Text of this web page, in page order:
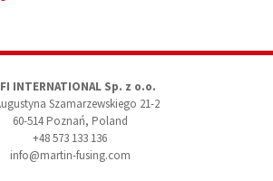
INTERNATIONAL Sp. z o.o.
Szamarzewskiego 21-2
60-514 Poznań, Poland
+48 573 133 136
info@martin-fusing.com